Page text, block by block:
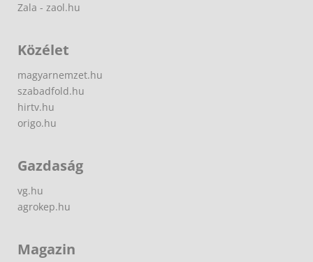
Zala - zaol.hu
Közélet
magyarnemzet.hu
szabadfold.hu
hirtv.hu
origo.hu
Gazdaság
vg.hu
agrokep.hu
Magazin